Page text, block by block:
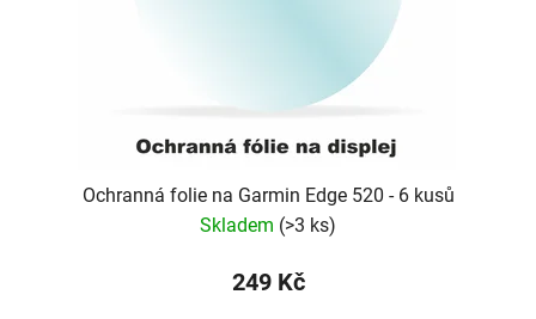
Ochranná folie na Garmin Edge 520 - 6 kusů
Skladem (>3 ks)
249 Kč